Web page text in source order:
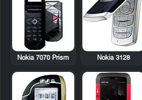
Nokia 3128
Nokia 7070 Prism